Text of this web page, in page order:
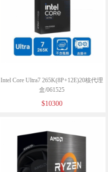
Intel Core Ultra7 265K(8P+12E)20核代理
盒/061525
$10300